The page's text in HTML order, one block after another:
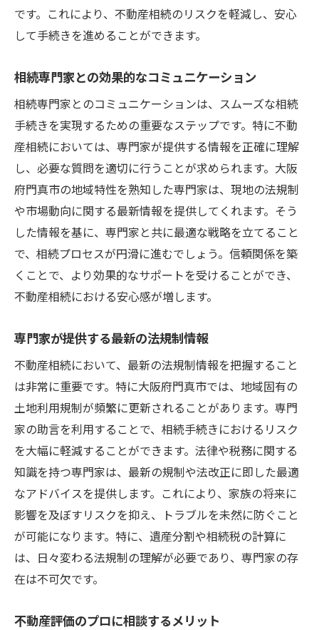
です。これにより、不動産相続のリスクを軽減し、安心
して手続きを進めることができます。
相続専門家との効果的なコミュニケーション
相続専門家とのコミュニケーションは、スムーズな相続
手続きを実現するための重要なステップです。特に不動
産相続においては、専門家が提供する情報を正確に理解
し、必要な質問を適切に行うことが求められます。大阪
府門真市の地域特性を熟知した専門家は、現地の法規制
や市場動向に関する最新情報を提供してくれます。そう
した情報を基に、専門家と共に最適な戦略を立てること
で、相続プロセスが円滑に進むでしょう。信頼関係を築
くことで、より効果的なサポートを受けることができ、
不動産相続における安心感が増します。
専門家が提供する最新の法規制情報
不動産相続において、最新の法規制情報を把握すること
は非常に重要です。特に大阪府門真市では、地域固有の
土地利用規制が頻繁に更新されることがあります。専門
家の助言を利用することで、相続手続きにおけるリスク
を大幅に軽減することができます。法律や税務に関する
知識を持つ専門家は、最新の規制や法改正に即した最適
なアドバイスを提供します。これにより、家族の将来に
影響を及ぼすリスクを抑え、トラブルを未然に防ぐこと
が可能になります。特に、遺産分割や相続税の計算に
は、日々変わる法規制の理解が必要であり、専門家の存
在は不可欠です。
不動産評価のプロに相談するメリット